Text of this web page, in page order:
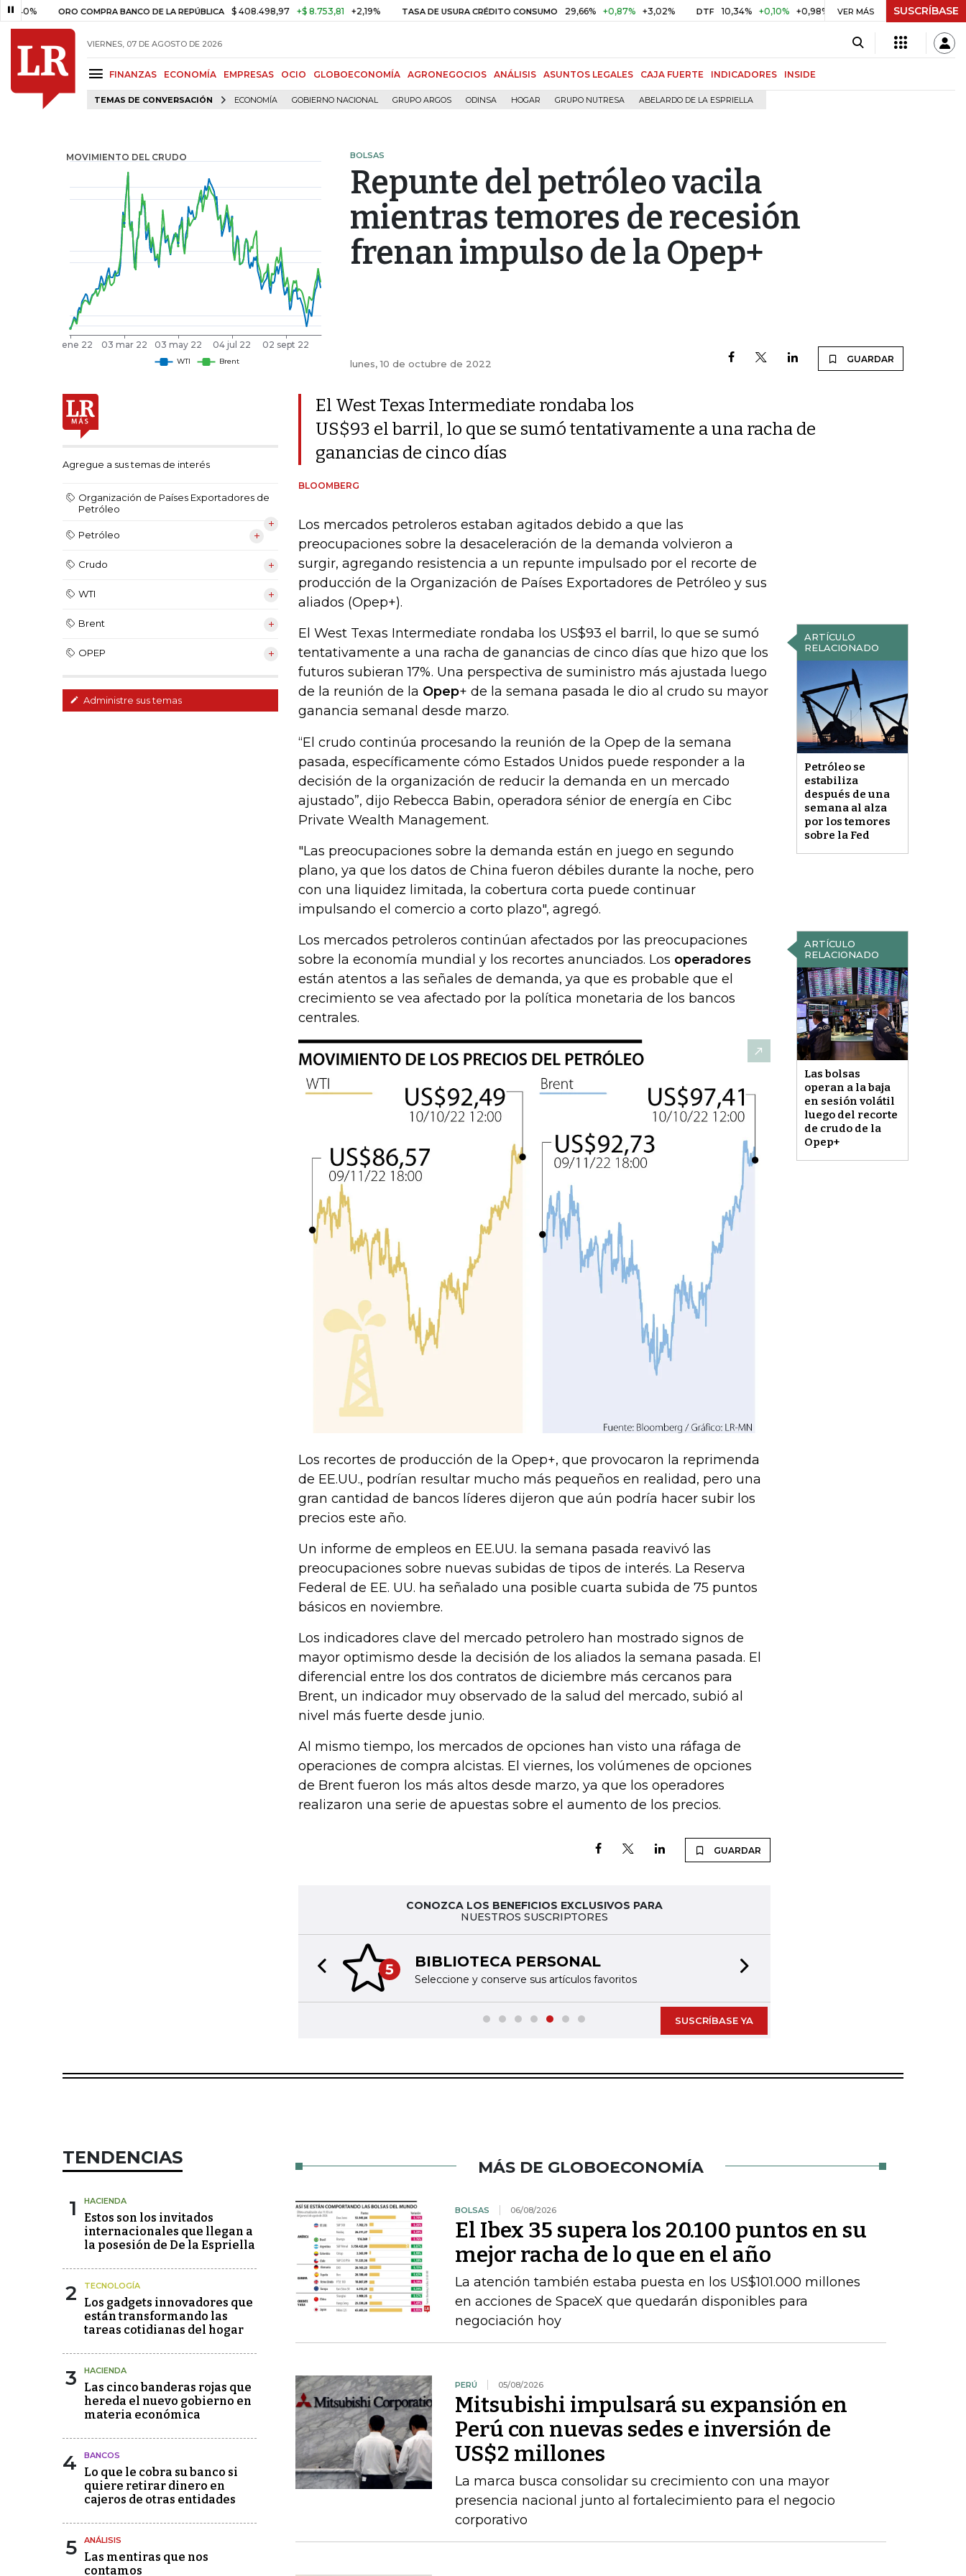
ORO COMPRA BANCO DE LA REPÚBLICA $ 408.498,97 +$ 8.753,81 +2,19% TASA DE USURA CRÉDITO CONSUMO 29,66% +0,87% +3,02% DTF 10,34% +0,10% +0,98% UVR $ 416,91 +$ 0,05 +0,01%
VER MÁS SUSCRÍBASE
VIERNES, 07 DE AGOSTO DE 2026
FINANZAS ECONOMÍA EMPRESAS OCIO GLOBOECONOMÍA AGRONEGOCIOS ANÁLISIS ASUNTOS LEGALES CAJA FUERTE INDICADORES INSIDE
TEMAS DE CONVERSACIÓN ECONOMÍA GOBIERNO NACIONAL GRUPO ARGOS ODINSA HOGAR GRUPO NUTRESA ABELARDO DE LA ESPRIELLA
BOLSAS
Repunte del petróleo vacila
mientras temores de recesión
frenan impulso de la Opep+
lunes, 10 de octubre de 2022 GUARDAR
Agregue a sus temas de interés
Organización de Países Exportadores de
Petróleo
Petróleo
Crudo
WTI
Brent
OPEP
Administre sus temas
El West Texas Intermediate rondaba los
US$93 el barril, lo que se sumó tentativamente a una racha de
ganancias de cinco días
BLOOMBERG
Los mercados petroleros estaban agitados debido a que las
preocupaciones sobre la desaceleración de la demanda volvieron a
surgir, agregando resistencia a un repunte impulsado por el recorte de
producción de la Organización de Países Exportadores de Petróleo y sus
aliados (Opep+).
ARTÍCULO
RELACIONADO
Petróleo se
estabiliza
después de una
semana al alza
por los temores
sobre la Fed
El West Texas Intermediate rondaba los US$93 el barril, lo que se sumó
tentativamente a una racha de ganancias de cinco días que hizo que los
futuros subieran 17%. Una perspectiva de suministro más ajustada luego
de la reunión de la Opep+ de la semana pasada le dio al crudo su mayor
ganancia semanal desde marzo.
“El crudo continúa procesando la reunión de la Opep de la semana
pasada, específicamente cómo Estados Unidos puede responder a la
decisión de la organización de reducir la demanda en un mercado
ajustado”, dijo Rebecca Babin, operadora sénior de energía en Cibc
Private Wealth Management.
"Las preocupaciones sobre la demanda están en juego en segundo
plano, ya que los datos de China fueron débiles durante la noche, pero
con una liquidez limitada, la cobertura corta puede continuar
impulsando el comercio a corto plazo", agregó.
ARTÍCULO
RELACIONADO
Las bolsas
operan a la baja
en sesión volátil
luego del recorte
de crudo de la
Opep+
Los mercados petroleros continúan afectados por las preocupaciones
sobre la economía mundial y los recortes anunciados. Los operadores
están atentos a las señales de demanda, ya que es probable que el
crecimiento se vea afectado por la política monetaria de los bancos
centrales.
Los recortes de producción de la Opep+, que provocaron la reprimenda
de EE.UU., podrían resultar mucho más pequeños en realidad, pero una
gran cantidad de bancos líderes dijeron que aún podría hacer subir los
precios este año.
Un informe de empleos en EE.UU. la semana pasada reavivó las
preocupaciones sobre nuevas subidas de tipos de interés. La Reserva
Federal de EE. UU. ha señalado una posible cuarta subida de 75 puntos
básicos en noviembre.
Los indicadores clave del mercado petrolero han mostrado signos de
mayor optimismo desde la decisión de los aliados la semana pasada. El
diferencial entre los dos contratos de diciembre más cercanos para
Brent, un indicador muy observado de la salud del mercado, subió al
nivel más fuerte desde junio.
Al mismo tiempo, los mercados de opciones han visto una ráfaga de
operaciones de compra alcistas. El viernes, los volúmenes de opciones
de Brent fueron los más altos desde marzo, ya que los operadores
realizaron una serie de apuestas sobre el aumento de los precios.
GUARDAR
CONOZCA LOS BENEFICIOS EXCLUSIVOS PARA
NUESTROS SUSCRIPTORES
5 BIBLIOTECA PERSONAL
Seleccione y conserve sus artículos favoritos
Previous slide
SUSCRÍBASE YA
TENDENCIAS
1 HACIENDA
Estos son los invitados
internacionales que llegan a
la posesión de De la Espriella
2 TECNOLOGÍA
Los gadgets innovadores que
están transformando las
tareas cotidianas del hogar
3 HACIENDA
Las cinco banderas rojas que
hereda el nuevo gobierno en
materia económica
4 BANCOS
Lo que le cobra su banco si
quiere retirar dinero en
cajeros de otras entidades
5 ANÁLISIS
Las mentiras que nos
contamos
MÁS DE GLOBOECONOMÍA
BOLSAS 06/08/2026
El Ibex 35 supera los 20.100 puntos en su
mejor racha de lo que en el año
La atención también estaba puesta en los US$101.000 millones
en acciones de SpaceX que quedarán disponibles para
negociación hoy
PERÚ 05/08/2026
Mitsubishi impulsará su expansión en
Perú con nuevas sedes e inversión de
US$2 millones
La marca busca consolidar su crecimiento con una mayor
presencia nacional junto al fortalecimiento para el negocio
corporativo